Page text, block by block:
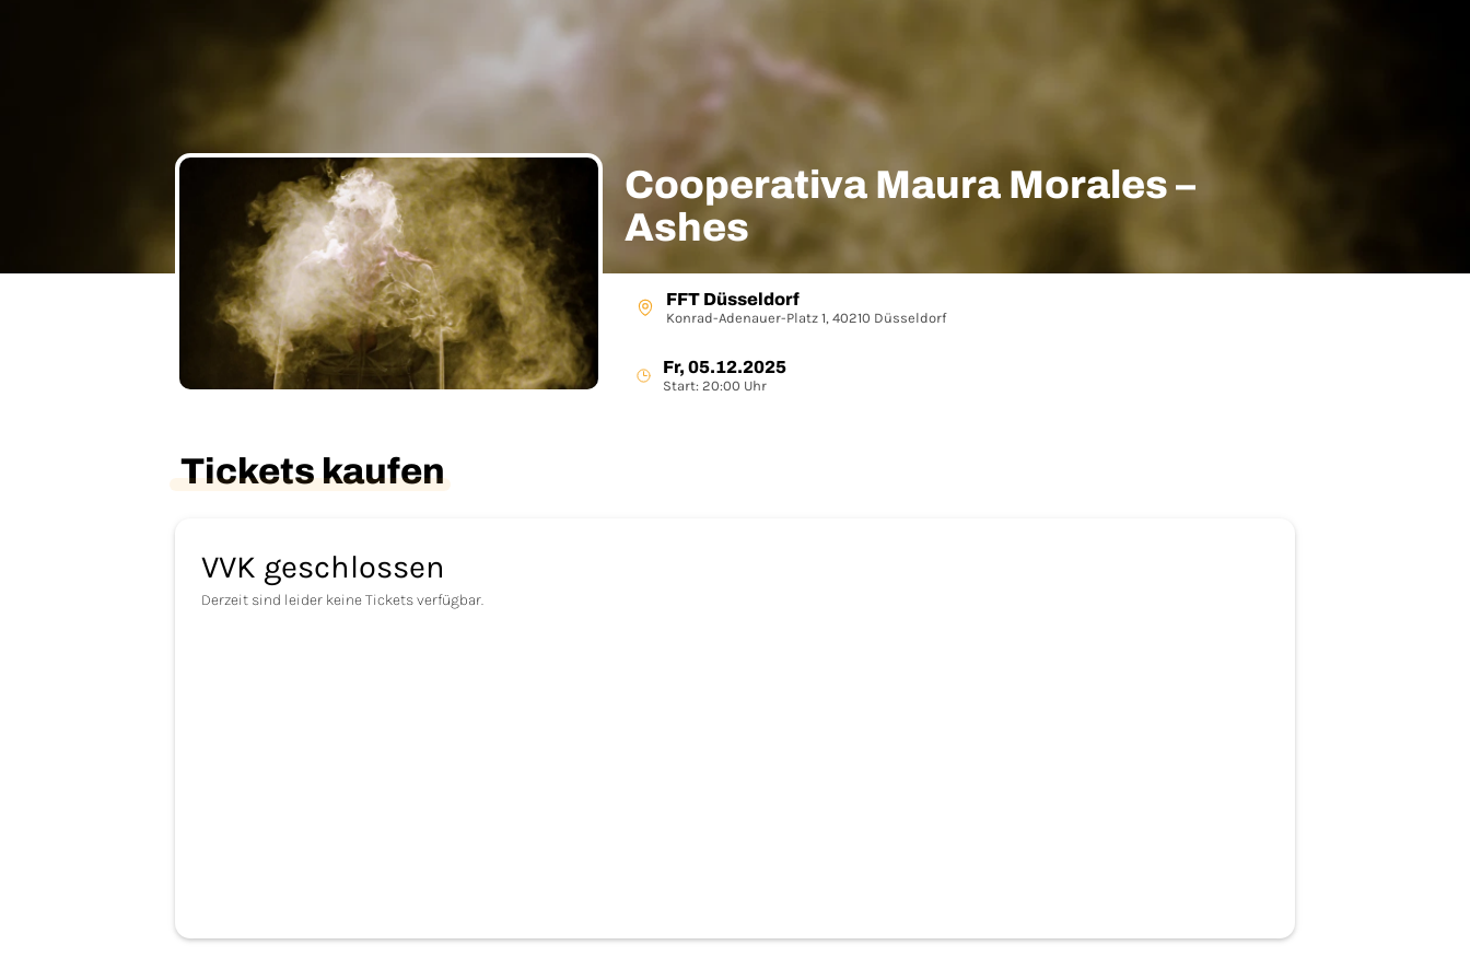
Cooperativa Maura Morales –
Ashes
FFT Düsseldorf
Konrad-Adenauer-Platz 1, 40210 Düsseldorf
Fr, 05.12.2025
Start: 20:00 Uhr
Tickets kaufen
VVK geschlossen
Derzeit sind leider keine Tickets verfügbar.